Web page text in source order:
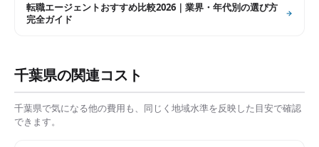
転職エージェントおすすめ比較2026｜業界・年代別の選び方
完全ガイド
千葉県の関連コスト
千葉県で気になる他の費用も、同じく地域水準を反映した目安で確認
できます。